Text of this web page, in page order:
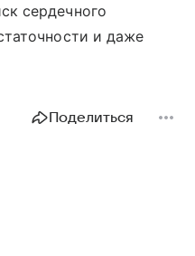
сердечного
и даже
Поделиться